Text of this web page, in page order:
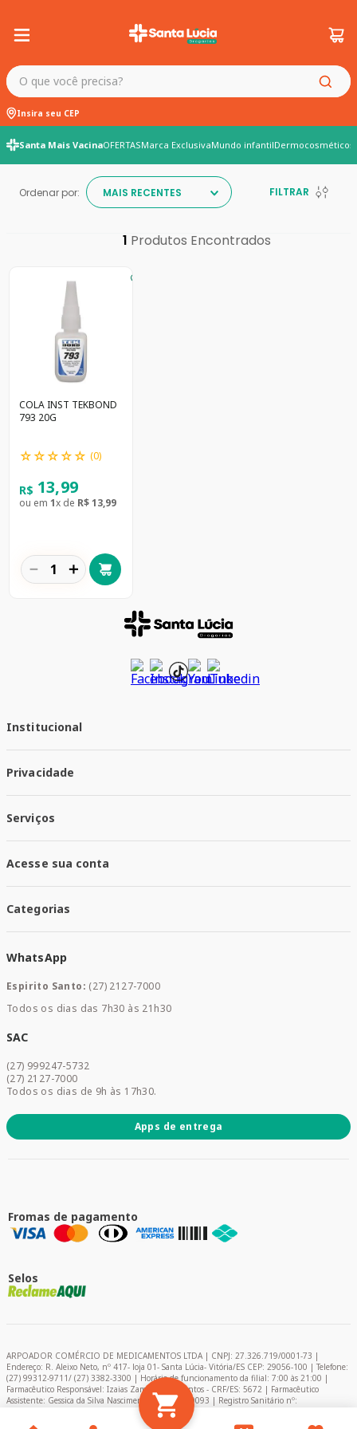
O que você precisa?
Insira seu CEP
Santa Mais VacinaOFERTASMarca ExclusivaMundo infantilDermocosméticos
Ordenar por: MAIS RECENTES FILTRAR
1
COLA INST TEKBOND
793 20G
☆☆☆☆☆ (0)
R$ 13,99
ou em 1x de R$13,99
＋
－
Institucional
Trabalhe conosco
Responsabilidade Social
Nossas Lojas
Privacidade
Política de Entrega
Trocas e Devoluções
Serviços
Santa Mais Exames
Santa Mais Serviços
Santa Mais Convenios
Acesse sua conta
Meus Pedidos
Categorias
Saúde e Bem-estar
Mamães e Bebê
Dermocosméticos
Promoções
WhatsApp
Espirito Santo: (27) 2127-7000
Todos os dias das 7h30 às 21h30
SAC
(27) 999247-5732
(27) 2127-7000
Todos os dias de 9h às 17h30.
Apps de entrega
Fromas de pagamento
Selos
ARPOADOR COMÉRCIO DE MEDICAMENTOS LTDA | CNPJ: 27.326.719/0001-73 |
Endereço: R. Aleixo Neto, nº 417- loja 01- Santa Lúcia- Vitória/ES CEP: 29056-100 | Telefone:
(27) 99312-9711/ (27) 3382-3300 | Horário de funcionamento da filial: 7:00 às 21:00 |
Farmacêutico Responsável: Izaias Zambelli dos Santos - CRF/ES: 5672 | Farmacêutico
Assistente: Gessica da Silva Nascimento – CRF/ES: 9093 | Registro Sanitário nº:
2024849/2020 | AFE: 0.11366-0 | Encarregado de Proteção de Dados (DPO) - Pablo Felipe
Campelo